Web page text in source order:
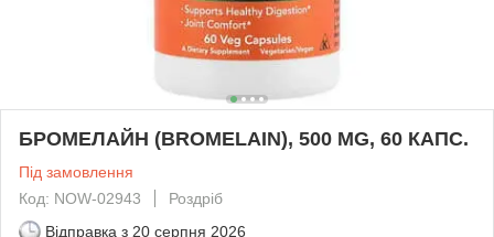
БРОМЕЛАЙН (BROMELAIN), 500 MG, 60 КАПС.
Під замовлення
Код: NOW-02943
Роздріб
Відправка з 20 серпня 2026